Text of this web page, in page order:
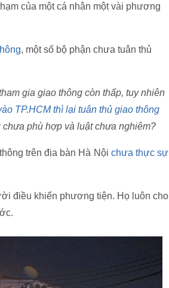
của một cá nhân một vài phương
, một số bộ phận chưa tuân thủ
gia giao thông còn thấp, tuy nhiên
TP.HCM thì lại tuân thủ giao thông
phù hợp và luật chưa nghiêm?
trên địa bàn Hà Nội chưa thực sự
điều khiển phương tiện. Họ luôn cho